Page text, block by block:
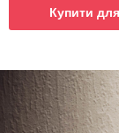
Купити